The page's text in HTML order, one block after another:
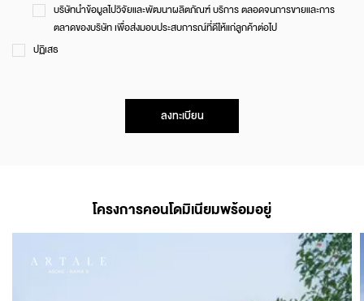
บริษัทนำข้อมูลไปวิจัยและพัฒนาผลิตภัณฑ์ บริการ ตลอดจนการขายและการ
ตลาดของบริษัท เพื่อส่งมอบประสบการณ์ที่ดีให้แก่ลูกค้าต่อไป
ปฏิเสธ
ลงทะเบียน
โครงการคอนโดมิเนียมพร้อมอยู่